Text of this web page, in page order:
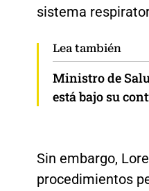
sistema
Lea también
Ministro de
está bajo su
Sin embargo,
procedimientos